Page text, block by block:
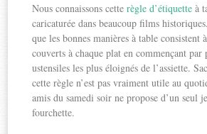
Nous connaissons cetterègle d’étiquette à
caricaturée dans beaucoup films
que les bonnes manières à table consistent
couverts à chaque plat en commençant par
ustensiles les plus éloignés de l’assiette.
cette règle n’est pas vraiment utile au
amis du samedi soir ne propose d’un seul
fourchette.